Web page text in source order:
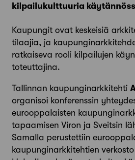
kilpailukulttuuria
Kaupungit ovat keskeisiä
tilaajia, ja
ratkaiseva rooli kilpailujen
toteuttajina.
Tallinnan kaupunginarkkitehti
organisoi konferenssin
eurooppalaisten
tapaamisen Viron ja Sveitsin
Samalla perustettiin
kaupunginarkkitehtien